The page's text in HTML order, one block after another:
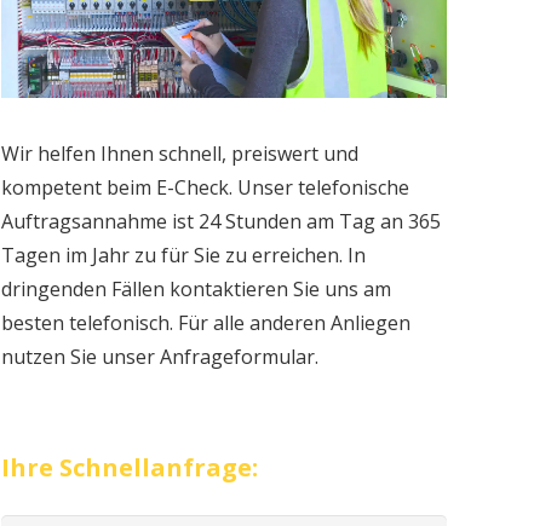
Wir helfen Ihnen schnell, preiswert und
kompetent beim E-Check. Unser telefonische
Auftragsannahme ist 24 Stunden am Tag an 365
Tagen im Jahr zu für Sie zu erreichen. In
dringenden Fällen kontaktieren Sie uns am
besten telefonisch. Für alle anderen Anliegen
nutzen Sie unser Anfrageformular.
Ihre Schnellanfrage: